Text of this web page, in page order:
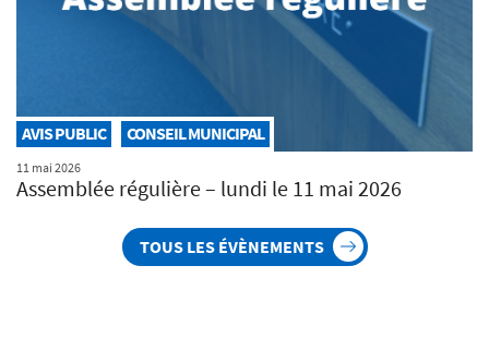
AVIS PUBLIC CONSEIL MUNICIPAL
11 mai 2026
Assemblée régulière – lundi le 11 mai 2026
TOUS LES ÉVÈNEMENTS